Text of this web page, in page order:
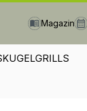
Magazin